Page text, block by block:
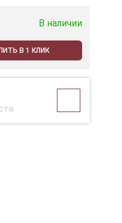
В наличии
В 1 КЛИК